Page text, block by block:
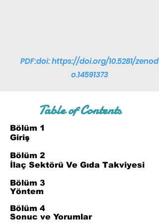
PDF:doi:https://doi.org/10.5281/zenod
o.14591373
Table of Contents
Bölüm 1
Giriş
Bölüm 2
İlaç Sektörü Ve Gıda Takviyesi
Bölüm 3
Yöntem
Bölüm 4
Sonuç ve Yorumlar